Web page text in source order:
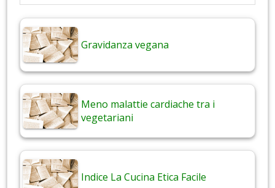
Gravidanza vegana
Meno malattie cardiache tra i
vegetariani
Indice La Cucina Etica Facile